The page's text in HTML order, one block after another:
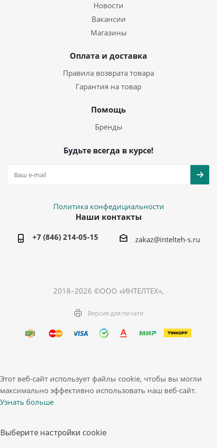
Новости
Вакансии
Магазины
Оплата и доставка
Правила возврата товара
Гарантия на товар
Помощь
Бренды
Будьте всегда в курсе!
Политика конфедициальности
Наши контакты
+7 (846) 214-05-15 zakaz@intelteh-s.ru
2018–2026 ©ООО «ИНТЕЛТЕХ»,
Версия для печати
Этот веб-сайт использует файлы cookie, чтобы вы могли
максимально эффективно использовать наш веб-сайт.
Узнать больше
Выберите настройки cookie